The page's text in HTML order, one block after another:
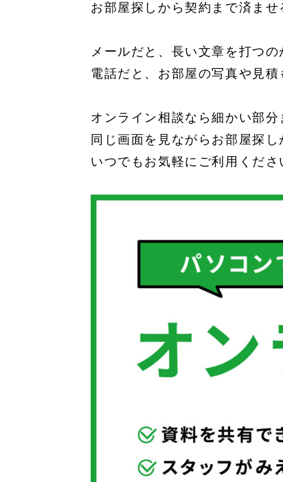
お部屋探しから契約まで済ませ
メールだと、長い文章を打つ
電話だと、お部屋の写真や見積
オンライン相談なら細かい部分
同じ画面を見ながらお部屋探
いつでもお気軽にご利用くださ